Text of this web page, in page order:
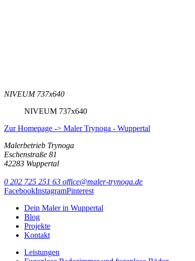
NIVEUM 737x640
NIVEUM 737x640
Zur Homepage -> Maler Trynoga - Wuppertal
Malerbetrieb Trynoga
Eschenstraße 81
42283 Wuppertal
0 202 725 251 63 office@maler-trynoga.de
FacebookInstagramPinterest
Dein Maler in Wuppertal
Blog
Projekte
Kontakt
Leistungen